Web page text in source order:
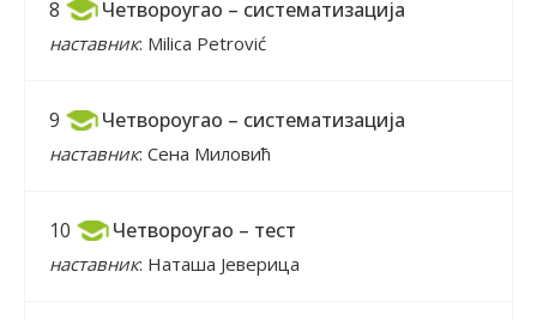
8 Четвороугао – систематизација
наставник: Milica Petrović
9 Четвороугао – систематизација
наставник: Сена Миловић
10 Четвороугао – тест
наставник: Наташа Јеверица